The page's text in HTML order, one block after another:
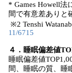
* Games Howell法
間で有意差ありと
※2 Tenshi
11/6715
４．睡眠偏差値
睡眠偏差値
間、睡眠の質、睡